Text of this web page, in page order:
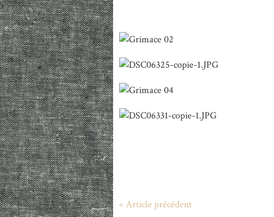
« Article précédent